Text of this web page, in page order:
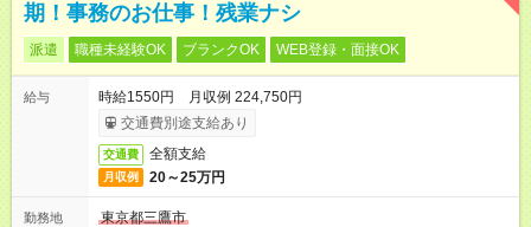
期！事務のお仕事！残業ナシ
派遣 職種未経験OK ブランクOK WEB登録・面接OK
給与
時給1550円 月収例 224,750円
交通費別途支給あり
交通費 全額支給
月収例 20～25万円
勤務地
東京都三鷹市